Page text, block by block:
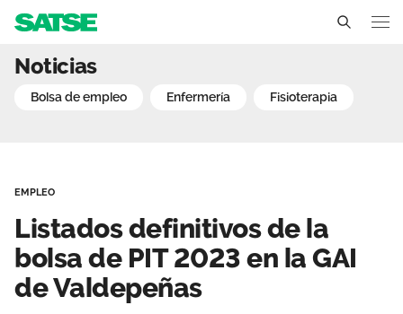
Delegados Sindicales
Estructura organizativa
Transparencia
Secciones sindicales
Servicios
Actualidad
Temas
Castilla La Mancha
Contáctanos
Listados definitivos de la
Noticias
bolsa de empleo enfermería fisioterapia
EMPLEO
Listados definitivos de la
bolsa de PIT 2023 en la GAI
de Valdepeñas